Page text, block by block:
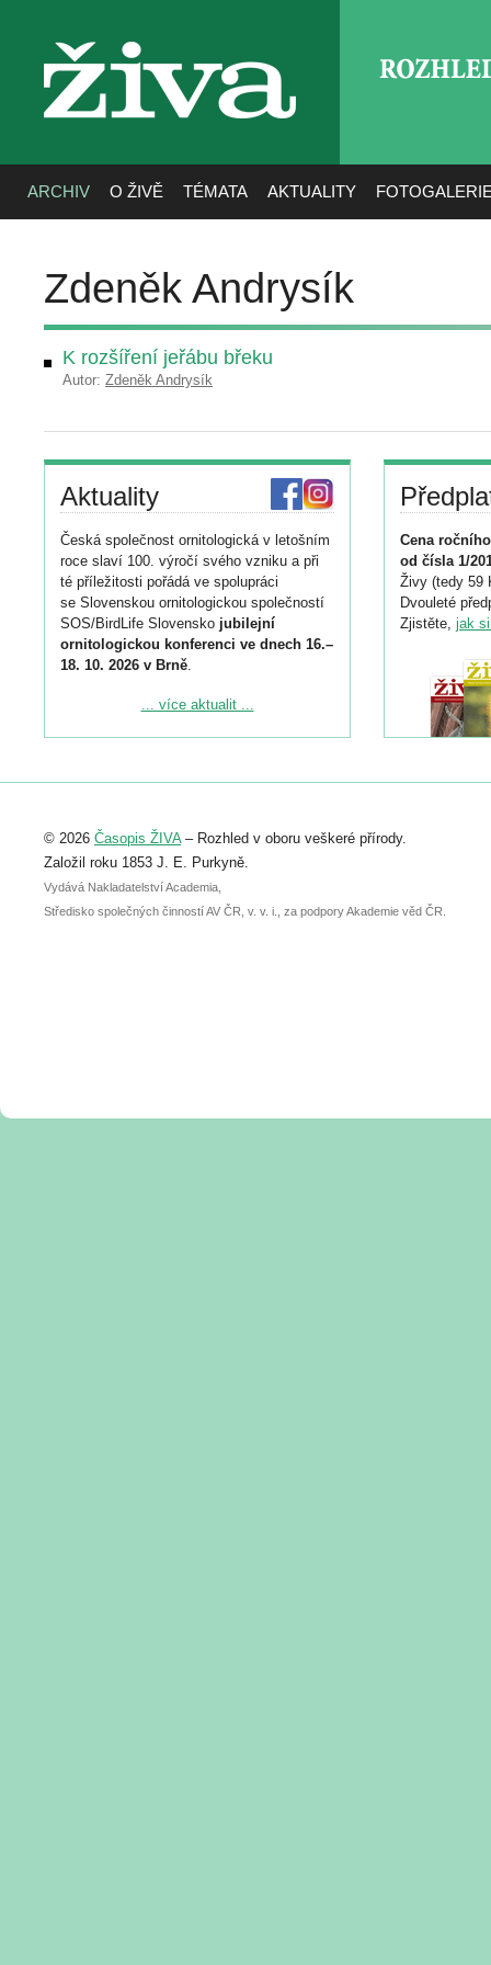
živa
ARCHIV O ŽIVĚ TÉMATA AKTUALITY
Zdeněk Andrysík
K rozšíření jeřábu břeku
Autor: Zdeněk Andrysík
Aktuality
Česká společnost ornitologická v letošním
roce slaví 100. výročí svého vzniku a při
té příležitosti pořádá ve spolupráci
se Slovenskou ornitologickou společností
SOS/BirdLife Slovensko jubilejní
ornitologickou konferenci ve dnech 16.–
18. 10. 2026 v Brně.
Podrobnější informace ke konferenci
Registrovat se můžete do 6. září.
abstraktu přihlášené přednášky nebo
posteru je už 30. června.
... více aktualit ...
Cena
od čísla 1/
Živy (tedy 59
Dvouleté
Zjistěte, jak
© 2026 Časopis ŽIVA– Rozhled v oboru veškeré přírody.
Založil roku 1853 J. E. Purkyně.
Vydává Nakladatelství Academia,
Středisko společných činností AV ČR, v. v. i., za podpory Akademie věd ČR.